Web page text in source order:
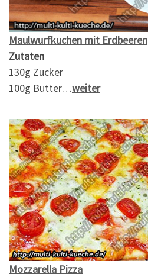
Maulwurfkuchen mit Erdbeeren
Zutaten
130g Zucker
100g Butter…weiter
Mozzarella Pizza